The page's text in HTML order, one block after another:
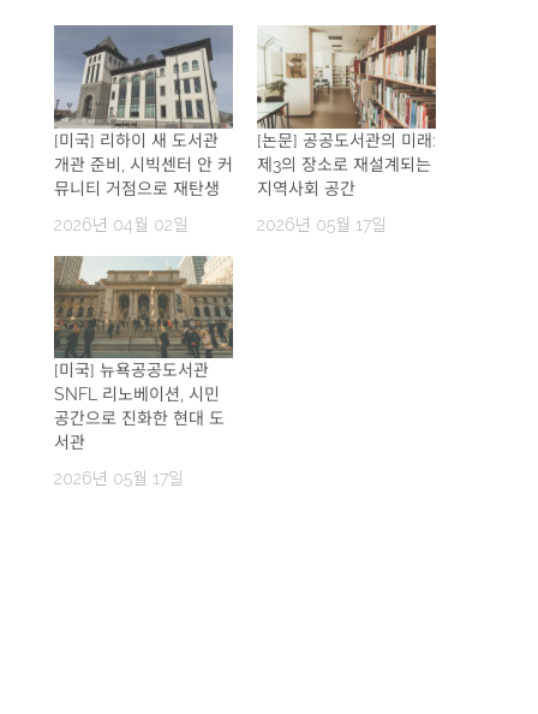
[미국] 리하이 새 도서관
개관 준비, 시빅센터 안 커
뮤니티 거점으로 재탄생
2026년 04월 02일
[논문] 공공도서관의 미래:
제3의 장소로 재설계되는
지역사회 공간
2026년 05월 17일
[미국] 뉴욕공공도서관
SNFL 리노베이션, 시민
공간으로 진화한 현대 도
서관
2026년 05월 17일